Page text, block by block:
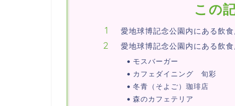
この
愛地球博記念公園内にある飲食
愛地球博記念公園内にある飲
モスバーガー
カフェダイニング 旬彩
冬青（そよご）珈琲店
森のカフェテリア